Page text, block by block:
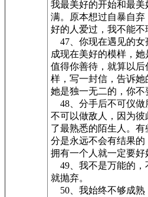
我最美好的开始和最美
满。原本想过自暴自
好的人爱过，我不能不
47、你现在遇见的女
成现在美好的模样，
值得你善待，就算以
样，写一封信，告诉她
她是独一无二的，你不
48、分手后不可仪做
不可以做敌人，因为
了最熟悉的陌生人。
分是永远不会有结果的
拥有一个人就一定要好
49、我不是万能的，
就抛弃。
50、我始终不够成熟